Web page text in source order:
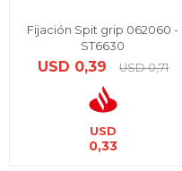
Fijación Spit grip 062060 -
ST6630
USD 0,39 USD 0,71
USD
0,33